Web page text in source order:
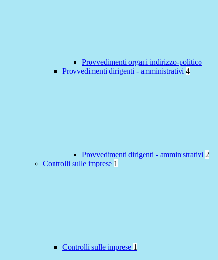
Provvedimenti organi indirizzo-politico
Provvedimenti dirigenti - amministrativi 4
Provvedimenti dirigenti - amministrativi 2
Controlli sulle imprese 1
Controlli sulle imprese 1